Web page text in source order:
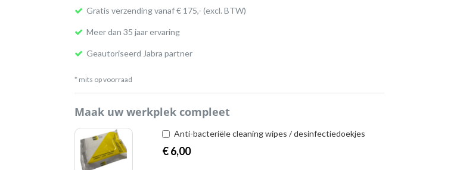
Maak uw werkplek compleet
Anti-bacteriële cleaning wipes / desinfectiedoekjes
€6,00
Gratis verzending vanaf € 175,- (excl. BTW)
Meer dan 35 jaar ervaring
Geautoriseerd Jabra partner
* mits op voorraad